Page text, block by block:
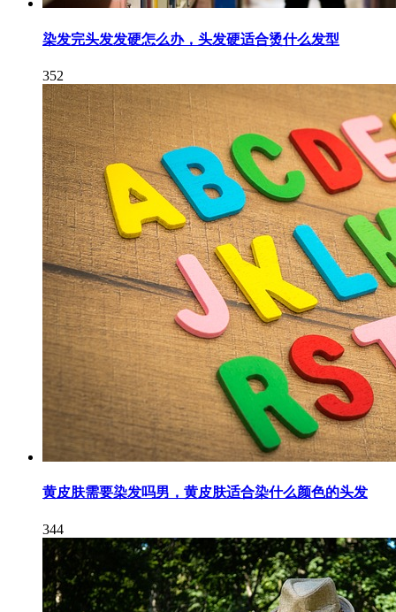
染发完头发发硬怎么办，头发硬适合烫什么发型
352
黄皮肤需要染发吗男，黄皮肤适合染什么颜色的头发
344